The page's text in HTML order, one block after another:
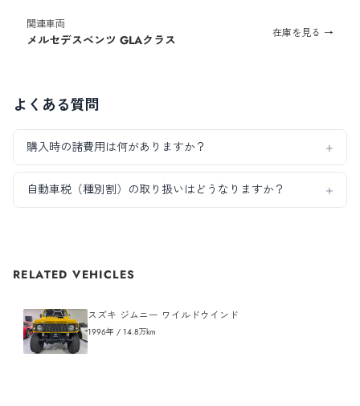
関連車両
メルセデスベンツ GLAクラス 在庫を見る →
よくある質問
購入時の諸費用は何がありますか？ +
自動車税（種別割）の取り扱いはどうなりますか？ +
RELATED VEHICLES
スズキ ジムニー ワイルドウインド
1996年 / 14.8万km